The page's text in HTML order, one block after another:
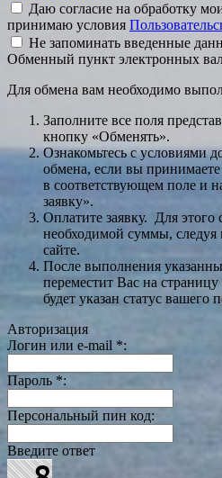
Даю согласие на обработку
принимаю условия
Не запоминать введенные
Обменный пункт электронных
Для обмена вам необходимо
Заполните все поля
кнопку «Обменять».
Ознакомьтесь с условиями
обмена, если вы принимаете
в соответствующем поле и
заявку».
Оплатите заявку. Для этого
необходимой суммы,
сайте.
После выполнения
переместит Вас на
будет указан статус вашего
Авторизация
Логин или e-mail *:
Пароль *:
Персональный пин код:
Введите ответ